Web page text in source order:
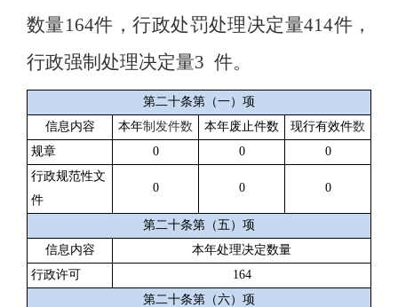
数量164件，行政处罚处理决定量414件，
行政强制处理决定量3 件。
第二十条第（一）项
信息内容
本年制发件数 本年废止件数 现行有效件数
规章
0 0
0
行政规范性文
件
0 0 0
第二十条第（五）项
信息内容
本年处理决定数量
行政许可
164
第二十条第（六）项